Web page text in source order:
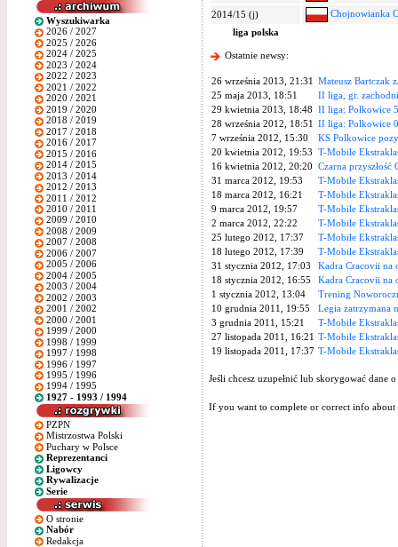
Wyszukiwarka
2026 / 2027
2025 / 2026
2024 / 2025
2023 / 2024
2022 / 2023
2021 / 2022
2020 / 2021
2019 / 2020
2018 / 2019
2017 / 2018
2016 / 2017
2015 / 2016
2014 / 2015
2013 / 2014
2012 / 2013
2011 / 2012
2010 / 2011
2009 / 2010
2008 / 2009
2007 / 2008
2006 / 2007
2005 / 2006
2004 / 2005
2003 / 2004
2002 / 2003
2001 / 2002
2000 / 2001
1999 / 2000
1998 / 1999
1997 / 1998
1996 / 1997
1995 / 1996
1994 / 1995
1927 - 1993 / 1994
PZPN
Mistrzostwa Polski
Puchary w Polsce
Reprezentanci
Ligowcy
Rywalizacje
Serie
O stronie
Nabór
Redakcja
2014/15 (j)
Chojnowianka
liga polska
Ostatnie newsy:
26 września 2013, 21:31 Mateusz Bartczak
25 maja 2013, 18:51
II liga, gr.
29 kwietnia 2013, 18:48 II liga: Polkowice
28 września 2012, 18:51 II liga: Polkowice
7 września 2012, 15:30
KS Polkowice
20 kwietnia 2012, 19:53 T-Mobile
16 kwietnia 2012, 20:20 Czarna przyszłość
31 marca 2012, 19:53
T-Mobile
18 marca 2012, 16:21
T-Mobile
9 marca 2012, 19:57
T-Mobile
2 marca 2012, 22:22
T-Mobile
25 lutego 2012, 17:37
T-Mobile
18 lutego 2012, 17:39
T-Mobile
31 stycznia 2012, 17:03
Kadra Cracovii na
18 stycznia 2012, 16:55
Kadra Cracovii na
1 stycznia 2012, 13:04
Trening
10 grudnia 2011, 19:55
Legia zatrzymana
3 grudnia 2011, 15:21
T-Mobile
27 listopada 2011, 16:21 T-Mobile
19 listopada 2011, 17:37 T-Mobile
Jeśli chcesz uzupełnić lub skorygować
If you want to complete or correct info